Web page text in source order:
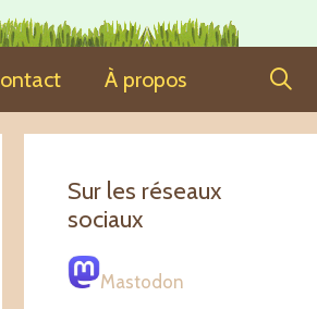
À propos
Sur les réseaux
sociaux
Mastodon